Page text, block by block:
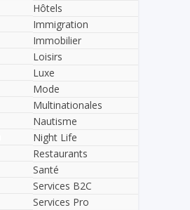
Hôtels
Immigration
Immobilier
Loisirs
Luxe
Mode
Multinationales
Nautisme
Night Life
Restaurants
Santé
Services B2C
Services Pro